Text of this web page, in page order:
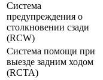
Система
предупреждения о
столкновении сзади
(RCW)
Система помощи при
выезде задним ходом
(RCTA)